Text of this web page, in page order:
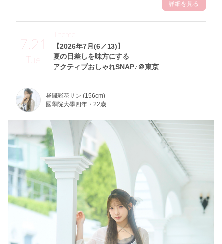
詳細を見る
7.21
Tue
【2026年7月(6／13)】
夏の日差しを味方にする
アクティブおしゃれSNAP♪＠東京
Theme
昼間彩花サン (156cm)
國學院大學四年・22歳